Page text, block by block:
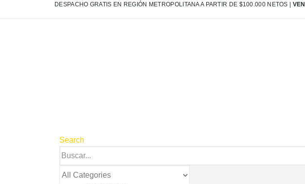
DESPACHO GRATIS EN REGIÓN METROPOLITANA A PARTIR DE $100.000 NETOS |
Search